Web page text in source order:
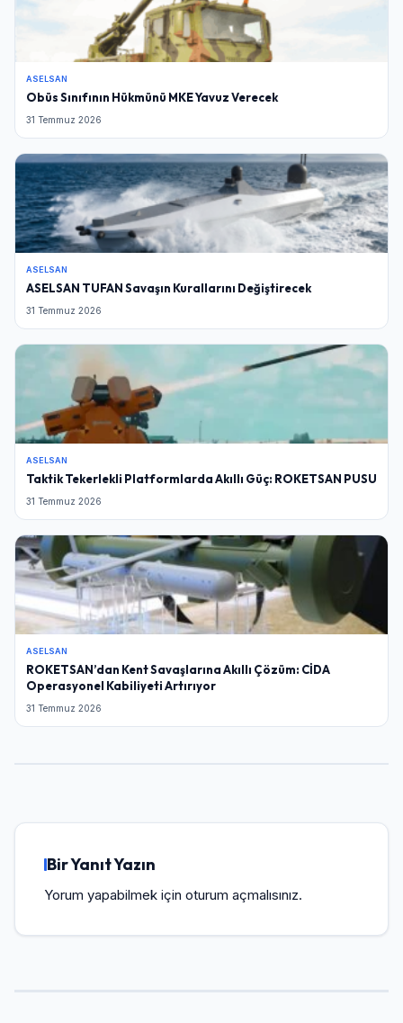
ASELSAN
Obüs Sınıfının Hükmünü MKE Yavuz Verecek
31 Temmuz 2026
ASELSAN
ASELSAN TUFAN Savaşın Kurallarını Değiştirecek
31 Temmuz 2026
ASELSAN
Taktik Tekerlekli Platformlarda Akıllı Güç: ROKETSAN PUSU
31 Temmuz 2026
ASELSAN
ROKETSAN’dan Kent Savaşlarına Akıllı Çözüm: CİDA
Operasyonel Kabiliyeti Artırıyor
31 Temmuz 2026
Bir Yanıt Yazın
Yorum yapabilmek için oturum açmalısınız.